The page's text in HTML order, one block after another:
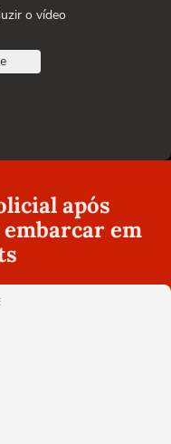
o vídeo
após
em